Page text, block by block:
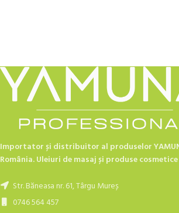
Importator și distribuitor al produselor
România. Uleiuri de masaj și produse
Str. Băneasa nr. 61, Târgu Mureș
0746 564 457